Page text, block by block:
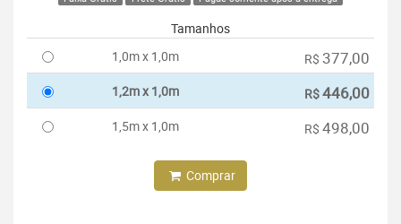
Tamanhos
1,0m x 1,0m
R$ 377,00
1,2m x 1,0m R$446,00
1,5m x 1,0m R$ 498,00
Comprar